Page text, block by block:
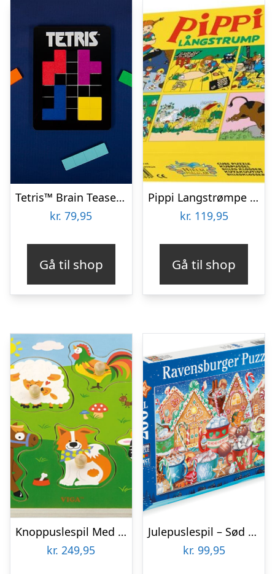
Tetris™ Brain Teaser Puzzle
kr. 79,95
Gå til shop
Pippi Langstrømpe – Puslespil Klodser – 12 Klodser
kr. 119,95
Gå til shop
Knoppuslespil Med Lyd – Bondegårdsdyr – Træ – Viga
kr. 249,95
Julepuslespil – Sød Jul – 200 Xxl Brikker – Ravensburger
kr. 99,95